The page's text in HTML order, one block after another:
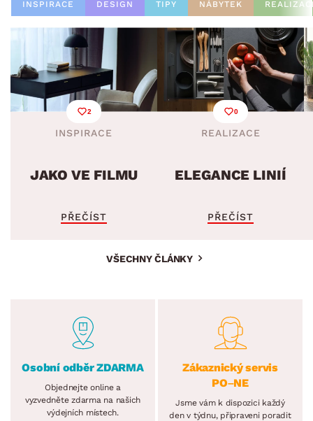
INSPIRACE DESIGN TIPY NÁBYTEK
2
INSPIRACE
JAKO VE FILMU
PŘEČÍST
0
REALIZACE
ELEGANCE LINIÍ
PŘEČÍST
VŠECHNY ČLÁNKY
Osobní odběr ZDARMA
Objednejte online a
vyzvedněte zdarma na našich
výdejních místech.
Zákaznický servis
PO–NE
Jsme vám k dispozici každý
den v týdnu, připraveni poradit